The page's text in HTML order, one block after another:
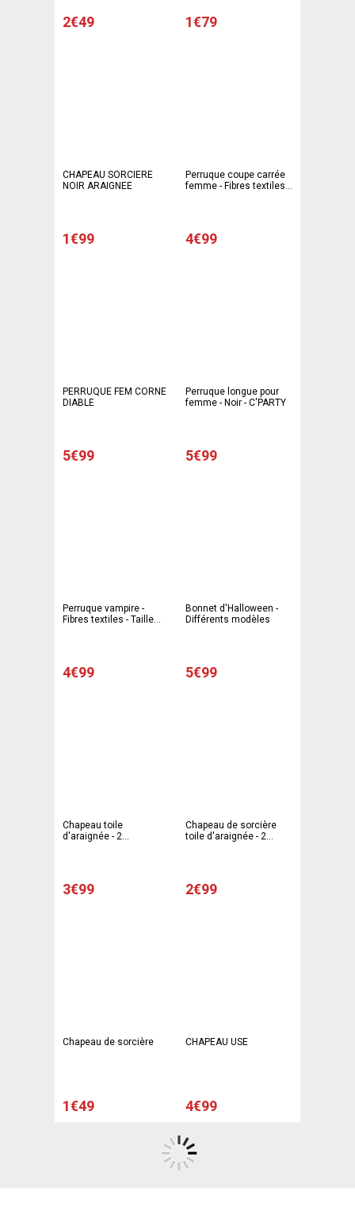
2€49 1€79
CHAPEAU SORCIERE
NOIR ARAIGNEE
1€99
Perruque coupe carrée
femme - Fibres textiles -
4€99
PERRUQUE FEM CORNE
DIABLE
5€99
Perruque longue pour
femme - Noir - C'PARTY
5€99
Perruque vampire -
Fibres textiles - Taille
4€99
Bonnet d'Halloween -
Différents modèles
5€99
Chapeau toile
d'araignée - 2
3€99
Chapeau de sorcière
toile d'araignée - 2
2€99
Chapeau de sorcière
1€49
CHAPEAU USE
4€99